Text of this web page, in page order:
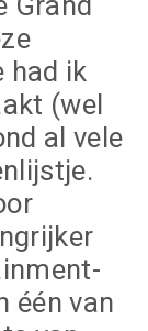
had ik
(wel
al vele
één van